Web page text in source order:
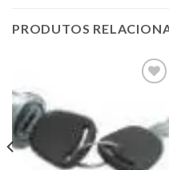
PRODUTOS